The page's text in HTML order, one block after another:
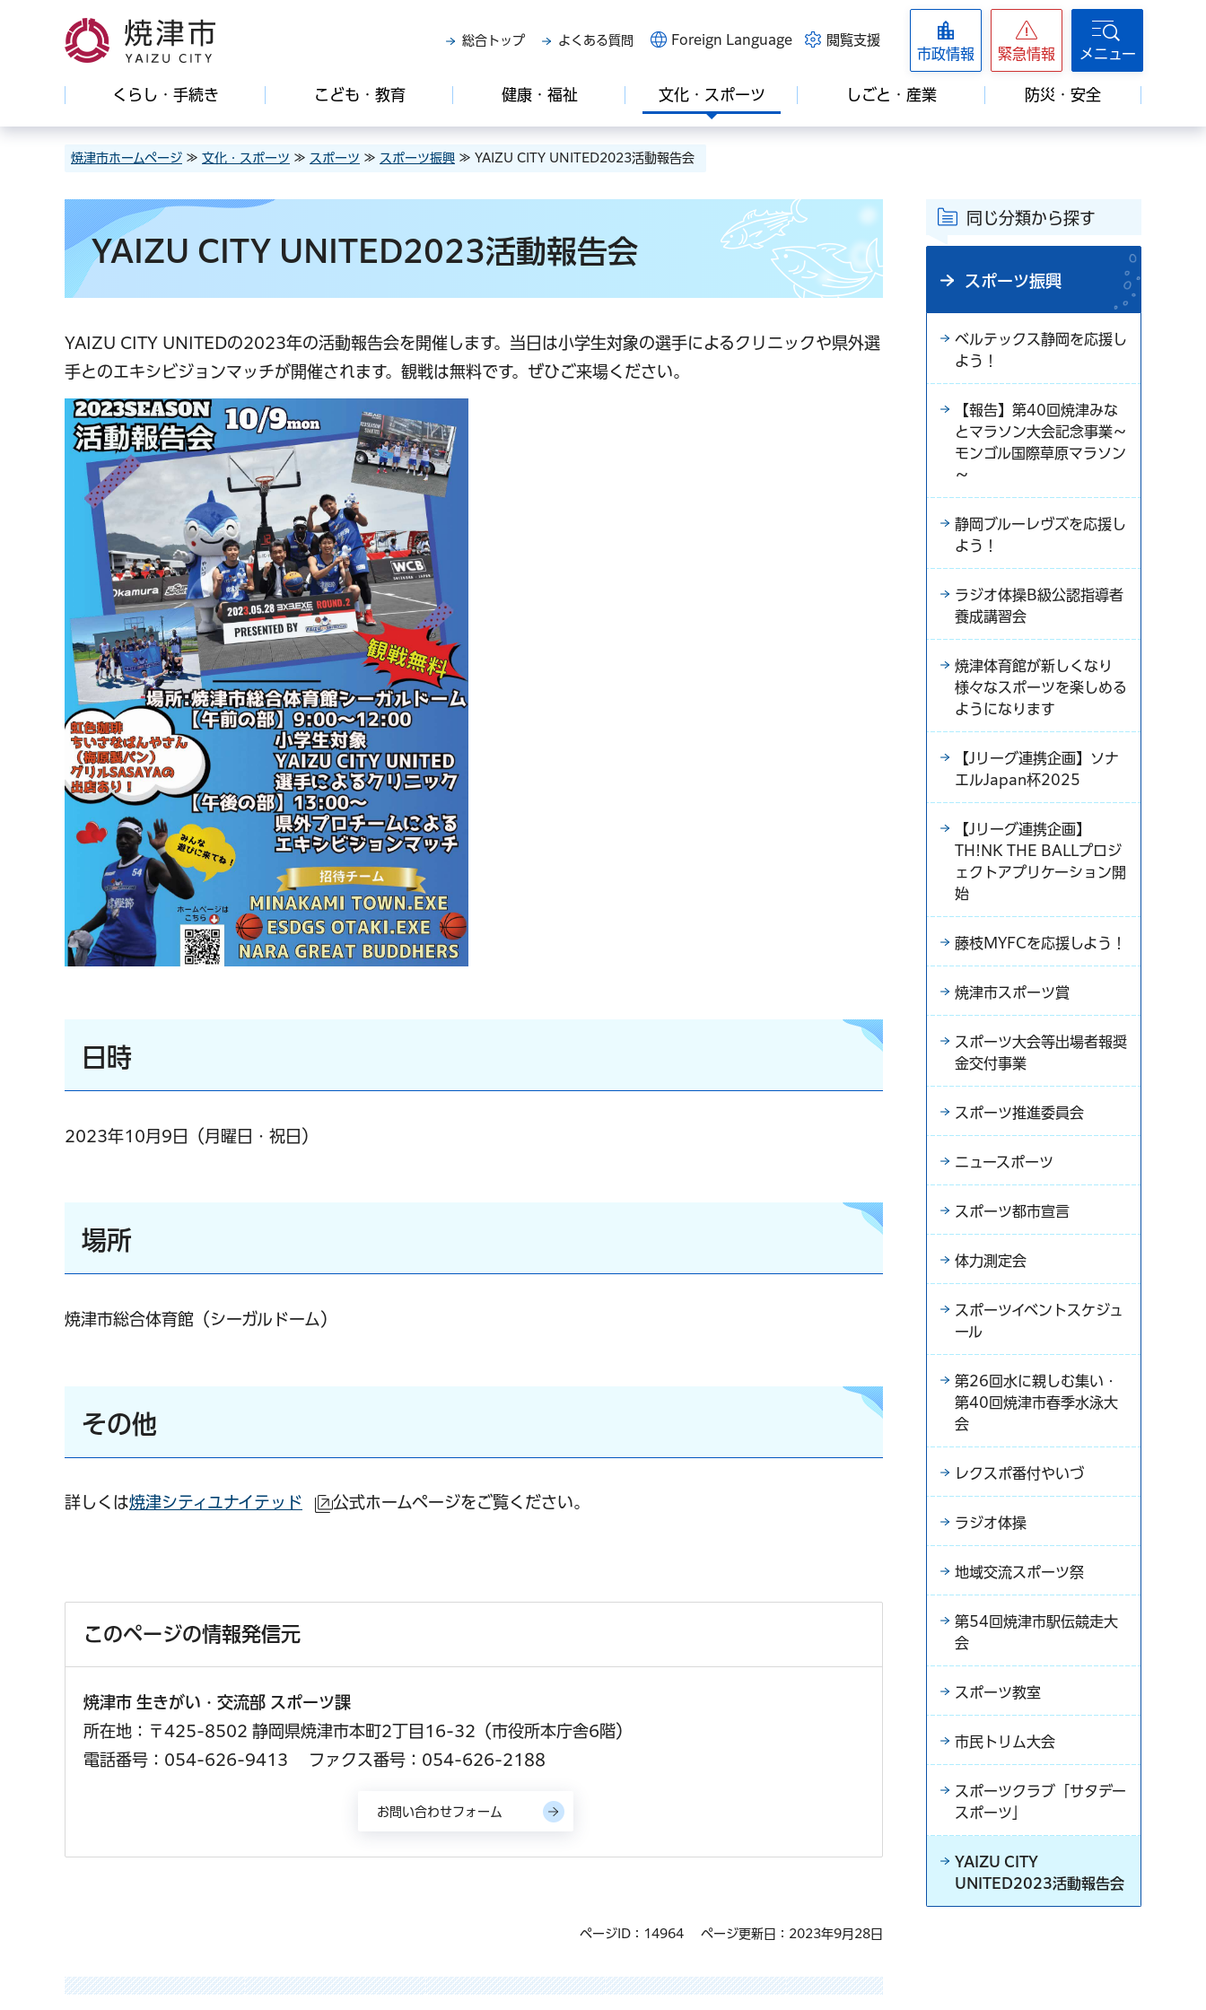
焼津市
総合トップ よくある質問 Foreign Language 閲覧支援
市政情報 緊急情報 メニュー
くらし・手続き こども・教育 健康・福祉 文化・スポーツ しごと・産業 防災・安全
焼津市ホームページ ≫ 文化・スポーツ ≫ スポーツ ≫ スポーツ振興 ≫ YAIZU CITY UNITED2023活動報告会
YAIZU CITY UNITED2023活動報告会
YAIZU CITY UNITEDの2023年の活動報告会を開催します。当日は小学生対象の選手によるクリニックや県外選
手とのエキシビジョンマッチが開催されます。観戦は無料です。ぜひご来場ください。
日時
2023年10月9日（月曜日・祝日）
場所
焼津市総合体育館（シーガルドーム）
その他
詳しくは焼津シティユナイテッド （外部サイトへリンク）
公式ホームページをご覧ください。
このページの情報発信元
焼津市 生きがい・交流部 スポーツ課
所在地：〒425-8502 静岡県焼津市本町2丁目16-32（市役所本庁舎6階）
電話番号：054-626-9413
ファクス番号：054-626-2188
ページID：14964 ページ更新日：2023年9月28日
同じ分類から探す
スポーツ振興
ベルテックス静岡を応援し
よう！
【報告】第40回焼津みな
とマラソン大会記念事業～
モンゴル国際草原マラソン
～
静岡ブルーレヴズを応援し
よう！
ラジオ体操B級公認指導者
養成講習会
焼津体育館が新しくなり
様々なスポーツを楽しめる
ようになります
【Jリーグ連携企画】ソナ
エルJapan杯2025
【Jリーグ連携企画】
TH!NK THE BALLプロジ
ェクトアプリケーション開
始
藤枝MYFCを応援しよう！
焼津市スポーツ賞
スポーツ大会等出場者報奨
金交付事業
スポーツ推進委員会
ニュースポーツ
スポーツ都市宣言
体力測定会
スポーツイベントスケジュ
ール
第26回水に親しむ集い・
第40回焼津市春季水泳大
会
レクスポ番付やいづ
ラジオ体操
地域交流スポーツ祭
第54回焼津市駅伝競走大
会
スポーツ教室
市民トリム大会
スポーツクラブ「サタデー
スポーツ」
YAIZU CITY
UNITED2023活動報告会